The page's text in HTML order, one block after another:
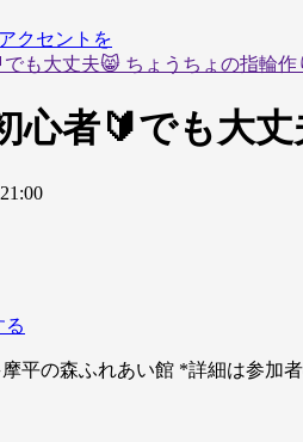
クセントを
でも大丈夫😸 ちょうちょの指輪
心者🔰でも大
る
平の森ふれあい館 *詳細は参加